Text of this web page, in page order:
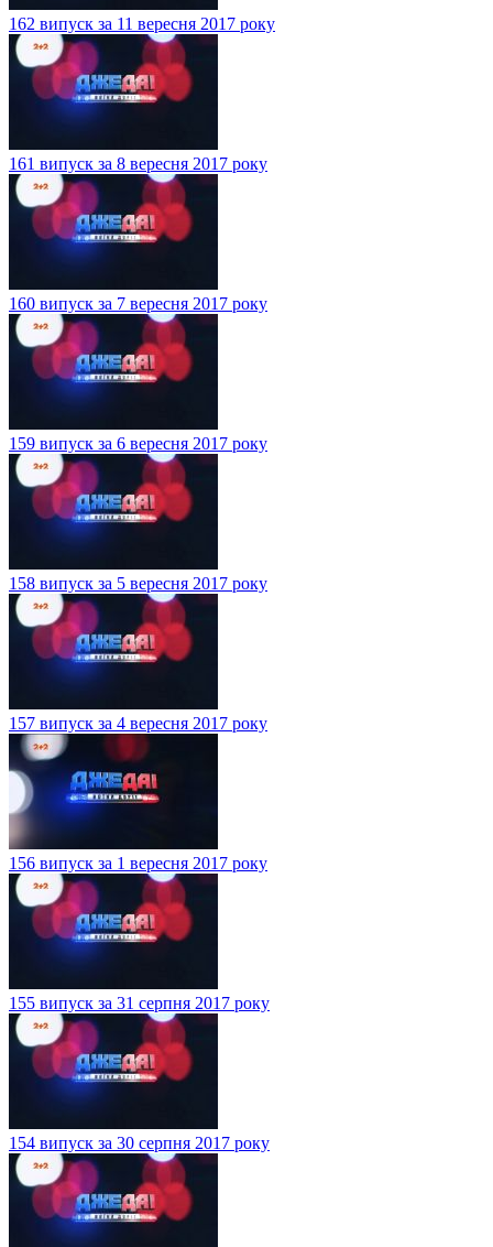
162 випуск за 11 вересня 2017 року
161 випуск за 8 вересня 2017 року
160 випуск за 7 вересня 2017 року
159 випуск за 6 вересня 2017 року
158 випуск за 5 вересня 2017 року
157 випуск за 4 вересня 2017 року
156 випуск за 1 вересня 2017 року
155 випуск за 31 серпня 2017 року
154 випуск за 30 серпня 2017 року